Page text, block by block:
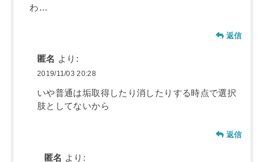
わ…
返信
匿名 より:
2019/11/03 20:28
いや普通は垢取得したり消したりする時点で選択
肢としてないから
返信
匿名 より: